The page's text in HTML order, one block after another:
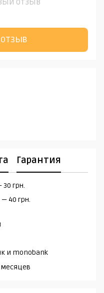
Гарантия
грн.
40 грн.
и monobank
месяцев